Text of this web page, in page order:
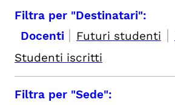
Filtra per "Destinatari":
Docenti | Futuri studenti |
Studenti iscritti
Filtra per "Sede":